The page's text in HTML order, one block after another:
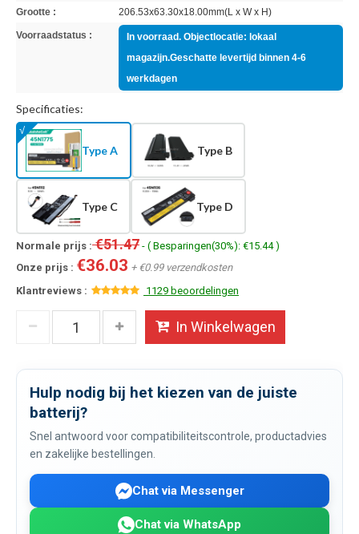
Grootte :
206.53x63.30x18.00mm(L x W x H)
Voorraadstatus :
In voorraad. Objectlocatie: lokaal
magazijn.Geschatte levertijd binnen 4-6
werkdagen
Specificaties:
Type A Type B
Type C Type D
Normale prijs :€51.47 - ( Besparingen(30%): €15.44 )
Onze prijs : €36.03 + €0.99 verzendkosten
Klantreviews :
1129 beoordelingen
In Winkelwagen
Hulp nodig bij het kiezen van de juiste
batterij?
Snel antwoord voor compatibiliteitscontrole, productadvies
en zakelijke bestellingen.
Chat via Messenger
Chat via WhatsApp